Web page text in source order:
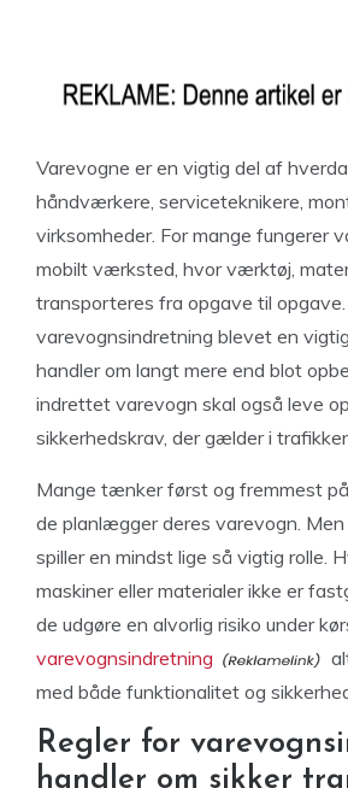
Varevogne er en vigtig del af
håndværkere, serviceteknikere,
virksomheder. For mange fungerer
mobilt værksted, hvor værktøj,
transporteres fra opgave til
varevognsindretning blevet en
handler om langt mere end blot
indrettet varevogn skal også leve
sikkerhedskrav, der gælder i
Mange tænker først og fremmest
de planlægger deres varevogn.
spiller en mindst lige så vigtig rolle.
maskiner eller materialer ikke er
de udgøre en alvorlig risiko under
varevognsindretning
med både funktionalitet og
Regler for
handler om sikker